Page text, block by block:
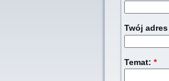
Twój
Temat: *